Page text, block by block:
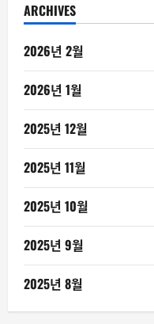
ARCHIVES
2026년 2월
2026년 1월
2025년 12월
2025년 11월
2025년 10월
2025년 9월
2025년 8월